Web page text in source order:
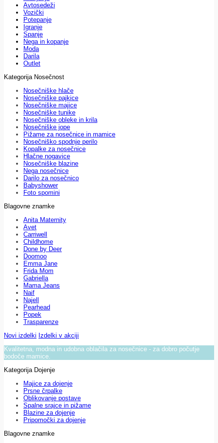
Avtosedeži
Vozički
Potepanje
Igranje
Spanje
Nega in kopanje
Moda
Darila
Outlet
Kategorija Nosečnost
Nosečniške hlače
Nosečniške pajkice
Nosečniške majice
Nosečniške tunike
Nosečniške obleke in krila
Nosečniške jope
Pižame za nosečnice in mamice
Nosečniško spodnje perilo
Kopalke za nosečnice
Hlačne nogavice
Nosečniške blazine
Nega nosečnice
Darilo za nosečnico
Babyshower
Foto spomini
Blagovne znamke
Anita Maternity
Avet
Carriwell
Childhome
Done by Deer
Doomoo
Emma Jane
Frida Mom
Gabriella
Mama Jeans
Naif
Najell
Pearhead
Popek
Trasparenze
Novi izdelki Izdelki v akciji
Kvalitetna, modna in udobna oblačila za nosečnice - za dobro počutje
bodoče mamice.
Kategorija Dojenje
Majice za dojenje
Prsne črpalke
Oblikovanje postave
Spalne srajce in pižame
Blazine za dojenje
Pripomočki za dojenje
Blagovne znamke